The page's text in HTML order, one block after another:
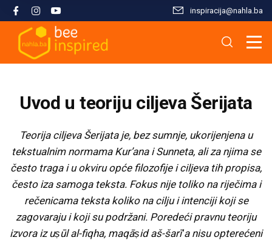
inspiracija@nahla.bа
Uvod u teoriju ciljeva Šerijata
Teorija ciljeva Šerijata je, bez sumnje, ukorijenjena u
tekstualnim normama Kurʼana i Sunneta, ali za njima se
često traga i u okviru opće filozofije i ciljeva tih propisa,
često iza samoga teksta. Fokus nije toliko na riječima i
rečenicama teksta koliko na cilju i intenciji koji se
zagovaraju i koji su podržani. Poredeći pravnu teoriju
izvora iz uṣūl al-fiqha, maqāṣid aš-šarīʻa nisu opterećeni
Misija i filozofija
Kontaktirajte nas
Škola islama
Arapski jezik kroz Kur'an
Tematski moduli
Seminari i radionice
Osnove islama
Žena i islam
Islam i savremeni izazovi
Porodični život u islamu
Nahla kao inspiracija
Analize i studije
Multimedija